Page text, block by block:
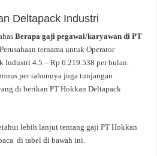
Deltapack Industri
Berapa gaji pegawai/karyawan di PT
Perusahaan ternama untuk Operator
Industri 4.5 – Rp 6.219.538 per bulan.
per tahunnya juga tunjangan
di berikan PT Hokkan Deltapack
lebih lanjut tentang gaji PT Hokkan
di tabel di bawah ini.